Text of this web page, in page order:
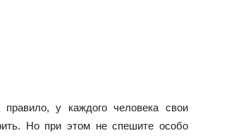
у каждого человека свои
Но при этом не спешите особо